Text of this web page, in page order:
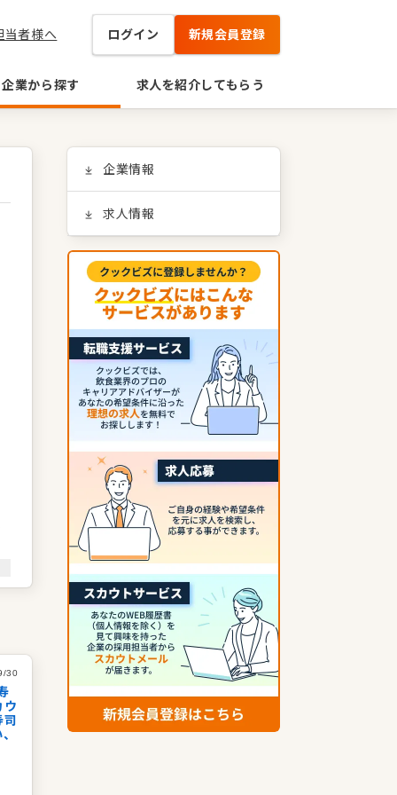
当者様へ ログイン 新規会員登録
企業から探す 求人を紹介してもらう
30
ウ
企業情報
求人情報